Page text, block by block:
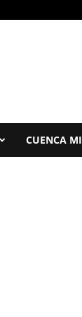
CUENCA